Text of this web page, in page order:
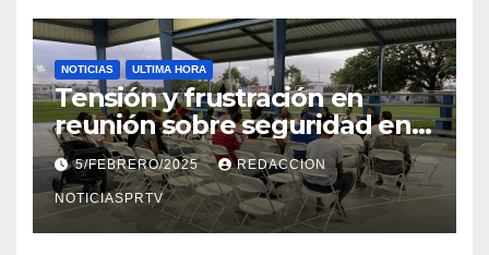
NOTICIAS ULTIMA HORA
Tensión y frustración en
reunión sobre seguridad en
Reparto Metropolitano
5/FEBRERO/2025 REDACCION
NOTICIASPRTV